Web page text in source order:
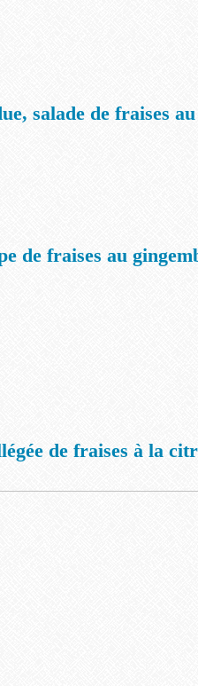
salade de fraises
de fraises au
de fraises à la